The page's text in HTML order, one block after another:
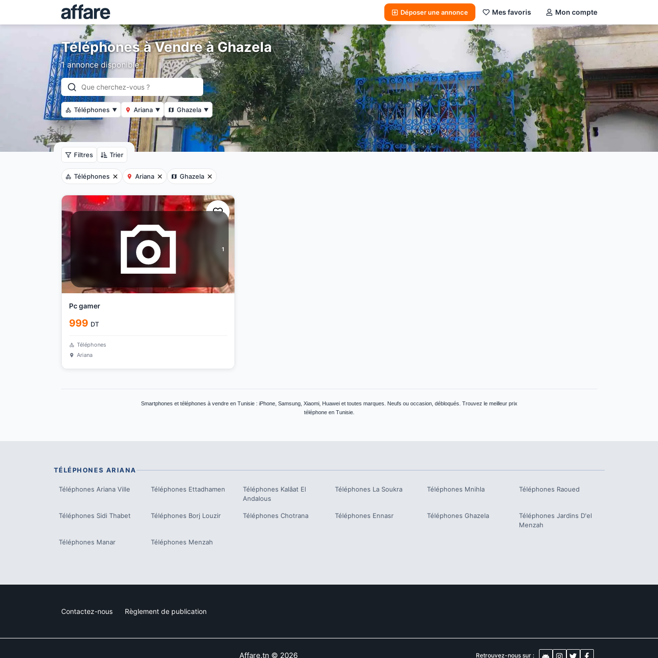
Déposer une annonce Mes favoris Mon compte
Téléphones à Vendre à Ghazela
1 annonce disponible
Téléphones ▼ Ariana ▼ Ghazela ▼
Filtres Trier
Téléphones Ariana Ghazela
1
Pc gamer
999 DT
Téléphones
Ariana
Smartphones et téléphones à vendre en Tunisie : iPhone, Samsung, Xiaomi, Huawei et toutes marques. Neufs ou occasion, débloqués. Trouvez le meilleur prix
téléphone en Tunisie.
TÉLÉPHONES ARIANA
Téléphones Ariana Ville Téléphones Ettadhamen Téléphones Kalâat El
Andalous
Téléphones La Soukra Téléphones Mnihla Téléphones Raoued
Téléphones Sidi Thabet Téléphones Borj Louzir Téléphones Chotrana Téléphones Ennasr Téléphones Ghazela Téléphones Jardins D'el
Menzah
Téléphones Manar Téléphones Menzah
Contactez-nous Règlement de publication
Affare.tn © 2026 Retrouvez-nous sur :